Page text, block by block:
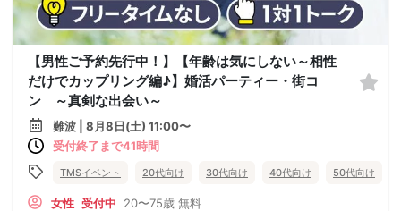
【男性ご予約先行中！】【年齢は気にしない～相性
だけでカップリング編♪】婚活パーティー・街コ
ン ～真剣な出会い～
難波 | 8月8日(土) 11:00〜
受付終了まで41時間
TMSイベント 20代向け 30代向け 40代向け 50代向け
女性 受付中 20〜75歳 無料